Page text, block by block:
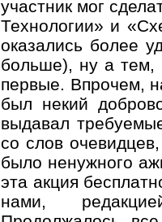
участник мог
Технологии» и
оказались более
больше), ну а тем,
первые. Впрочем,
был некий
выдавал
со слов
было ненужного
эта акция
нами,